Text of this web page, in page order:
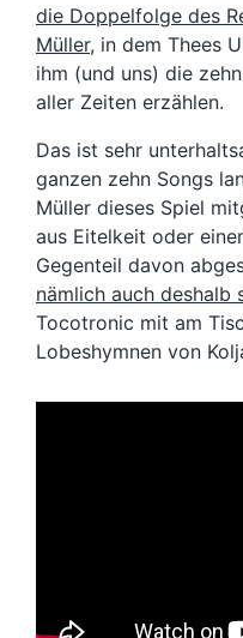
die Doppelfolge des
Müller, in dem Thees
ihm (und uns) die
aller Zeiten erzählen.
Das ist sehr
ganzen zehn Songs
Müller dieses Spiel
aus Eitelkeit oder
Gegenteil davon
nämlich auch deshalb
Tocotronic mit am
Lobeshymnen von